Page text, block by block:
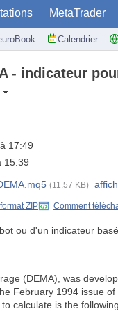
MetaTrader
Calendrier
- indicateur
17:49
15:39
(11.57 KB)
ZIP Comment
ou d'un indicateur
(DEMA), was
February 1994 issue
calculate is the